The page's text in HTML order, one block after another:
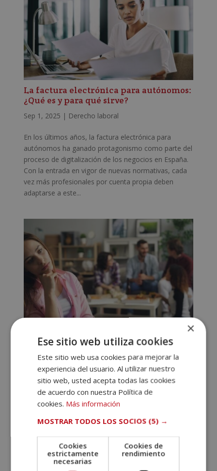
La factura electrónica para autónomos:
¿Qué es y para qué sirve?
Sep 1, 2025 | Derecho laboral
En los últimos años, la factura electrónica para
autónomos ha ganado protagonismo como parte del
proceso de digitalización de los negocios en España.
Con la entrada en vigor de nuevas normativas, cada
vez más profesionales por cuenta propia deben
adaptarse a este...
Personas en riesgo de exclusión social:
qué significa y a quiénes afecta
Jul 28, 2025|Derechos humanos
En la actualidad, la exclusión social es una
problemática que afecta a millones de personas en
todo el mundo. Las personas en riesgo de exclusión
plenamente en la vida económica, social y cultural de
×
Ese sitio web utiliza cookies
Este sitio web usa cookies para mejorar la
experiencia del usuario. Al utilizar nuestro
sitio web, usted acepta todas las cookies
de acuerdo con nuestra Política de
cookies. Más información
MOSTRAR TODOS LOS SOCIOS (5) →
Cookies
estrictamente
necesarias
Cookies de
rendimiento